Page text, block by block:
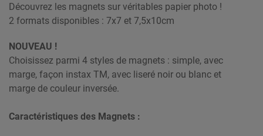
Découvrez les magnets sur véritables papier photo !
2 formats disponibles : 7x7 et 7,5x10cm
NOUVEAU !
Choisissez parmi 4 styles de magnets : simple, avec
marge, façon instax TM, avec liseré noir ou blanc et
marge de couleur inversée.
Caractéristiques des Magnets :